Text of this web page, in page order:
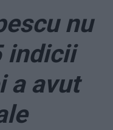
nu
indicii
a avut